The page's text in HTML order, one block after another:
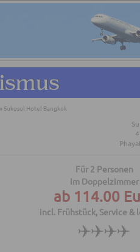
» Sukosol Hotel Bangkok
Für 2 Personen
im Doppelzimmer
ab 114.00
incl. Frühstück, Service &